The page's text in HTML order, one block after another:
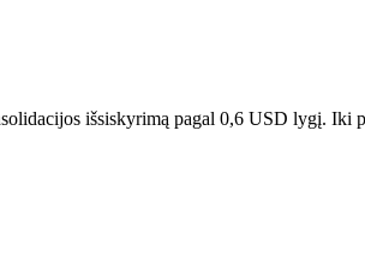
išsiskyrimą pagal 0,6 USD lygį.